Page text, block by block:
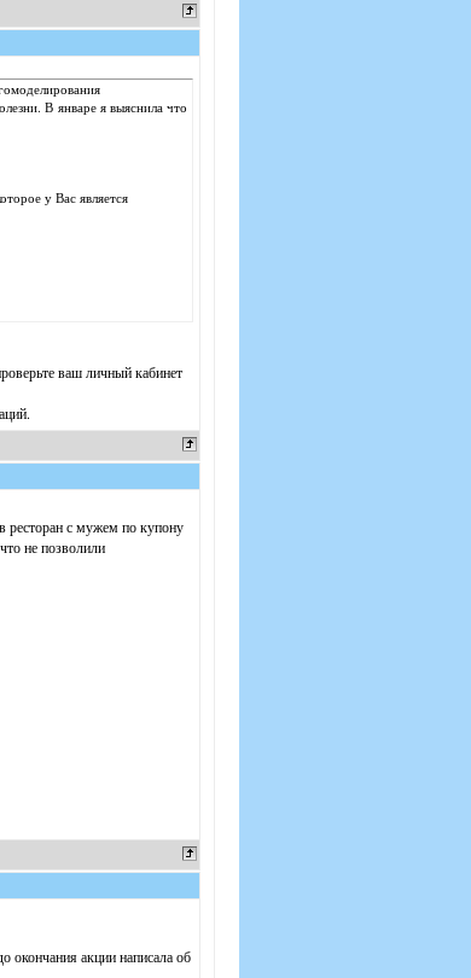
В январе я выяснила что
у Вас является
этим состоянием и я
исполнения возникла по
с Вашей стороны
ваш личный кабинет
ресторан с мужем по купону
не позволили
окончания акции написала об